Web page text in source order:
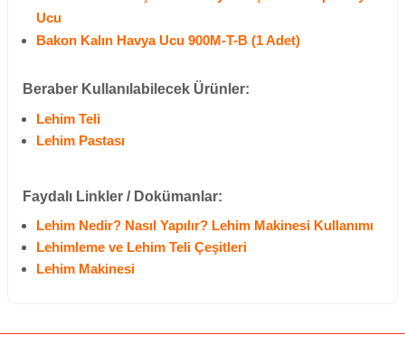
Ucu
Bakon Kalın Havya Ucu 900M-T-B (1 Adet)
Beraber Kullanılabilecek Ürünler:
Lehim Teli
Lehim Pastası
Faydalı Linkler / Dokümanlar:
Lehim Nedir? Nasıl Yapılır? Lehim Makinesi Kullanımı
Lehimleme ve Lehim Teli Çeşitleri
Lehim Makinesi